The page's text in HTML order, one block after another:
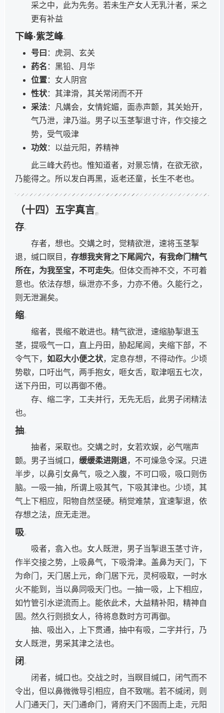
采之中，此为先务。若未生产女人无乳汁者，采之
更有补益
下峰·紫芝峰
号曰 ：虎洞、玄关
药名 ：黑铅、月华
位置：女人阴宫
性状：其津滑，其关常闭而不开
采法：凡媾会，女情姹媚，面赤声颤，其关始开，
气乃泄，津乃溢。男子以玉茎掣退寸许，作交接之
势，受气吸津
功效：以益元阳，养精神
此三峰大药也。惟知道者，对景忘情，在欲无欲，
乃能得之。所以发白再黑，返老还童，长生不老也。
（十四）五字真言
存
存者，想也。交媾之时，觉精欲泄，速将玉茎掣
退，缄口瞑目， 存想我夹背之下尾闾穴，有我命门精气
所在，为我至宝，不可走失。但体交而神不交，不可着
意也。依法存想，纵泄亦不多，力亦不倦。久能行之，
则无泄漏矣。
缩
缩者，畏缩不敢进也。精气欲泄，速缩胁掣退玉
茎，提吸气一口，直上丹田，胁起尾闾，夹缩下部，不
令气下， 如忍大小便之状，定息存想，不得动作。少顷
势歇，口吁出气，两手抱女，咂女舌，取津咽五七次，
送下丹田，可以再御不倦。
存、缩二字，工夫并行，无先无后，此男子闭精法
也。
抽
抽者，采取也。交媾之时，女若欢娱，必气喘声
颤。男子当缄口， 缓缓柔进刚退，不可燥急令深。只进
半步，以鼻引女鼻气，吸之入腹，不可口吸，吸口则伤
脑。一吸一抽，所谓上吸其气，下吸其津也。少顷，其
气上下相应，阳物自然坚硬。稍觉难禁，宜速掣退，依
存想之法，庶无走泄。
吸
吸者，翕入也。女人既泄，男子当掣退玉茎寸许，
作半交接之势，上吸鼻气，下吸滑津。盖鼻为天门，下
为命门，天门居上元，命门居下元，灵柯吸取，一时水
火不能到，当以鼻同吸天门也。一抽一吸，上下相应，
如竹管引水逆流而上。能依此术，大益精补阳，精神自
固。然久行则损女人，待将息数时方可再御。
抽、吸出入，上下贯通，抽中有吸，二字并行，乃
女人既泄，男采其津之法也。
闭
闭者，缄口也。交战之时，当瞑目缄口，闭气而不
令出，但以鼻微微导引相应，自不致喘。若不缄闭，则
人门通天门，天门通命门，肾府天门不固而上走，元阳